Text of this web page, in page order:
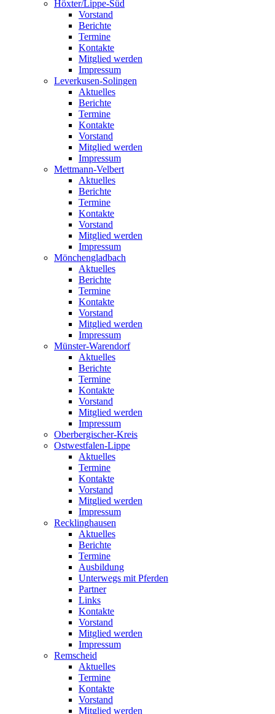
Höxter/Lippe-Süd
Vorstand
Berichte
Termine
Kontakte
Mitglied werden
Impressum
Leverkusen-Solingen
Aktuelles
Berichte
Termine
Kontakte
Vorstand
Mitglied werden
Impressum
Mettmann-Velbert
Aktuelles
Berichte
Termine
Kontakte
Vorstand
Mitglied werden
Impressum
Mönchengladbach
Aktuelles
Berichte
Termine
Kontakte
Vorstand
Mitglied werden
Impressum
Münster-Warendorf
Aktuelles
Berichte
Termine
Kontakte
Vorstand
Mitglied werden
Impressum
Oberbergischer-Kreis
Ostwestfalen-Lippe
Aktuelles
Termine
Kontakte
Vorstand
Mitglied werden
Impressum
Recklinghausen
Aktuelles
Berichte
Termine
Ausbildung
Unterwegs mit Pferden
Partner
Links
Kontakte
Vorstand
Mitglied werden
Impressum
Remscheid
Aktuelles
Termine
Kontakte
Vorstand
Mitglied werden